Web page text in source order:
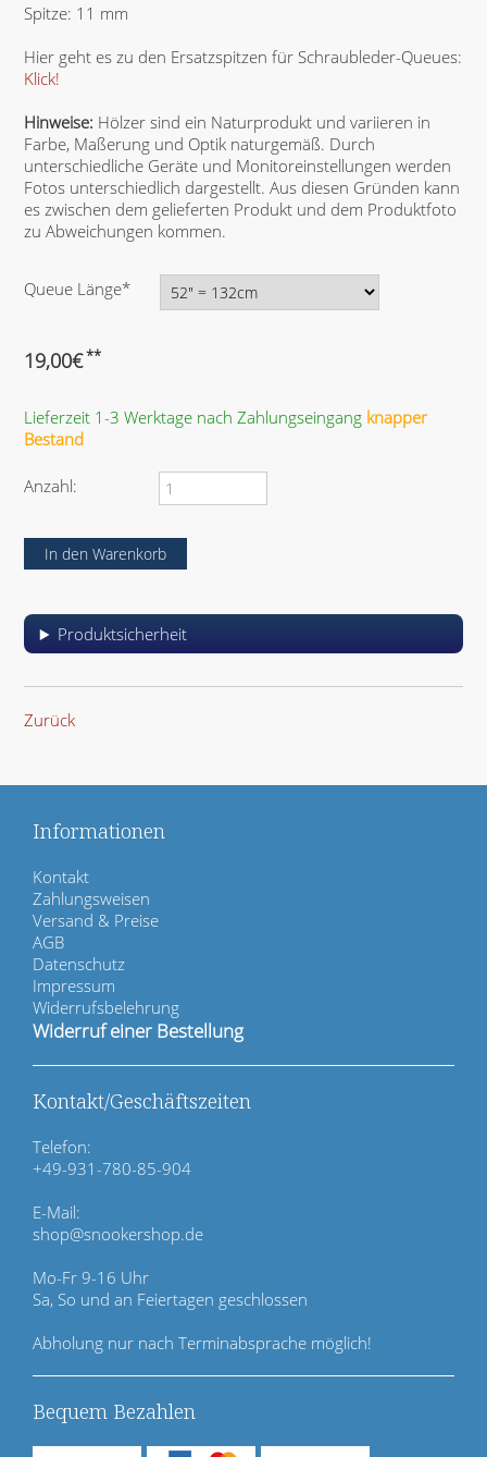
Spitze: 11 mm
Hier geht es zu den Ersatzspitzen für Schraubleder-Queues:
Klick!
Hinweise: Hölzer sind ein Naturprodukt und variieren in
Farbe, Maßerung und Optik naturgemäß. Durch
unterschiedliche Geräte und Monitoreinstellungen werden
Fotos unterschiedlich dargestellt. Aus diesen Gründen kann
es zwischen dem gelieferten Produkt und dem Produktfoto
zu Abweichungen kommen.
P
i
c
t
f
l
Queue Länge*
19,00€**
Lieferzeit 1-3 Werktage nach Zahlungseingang knapper
Bestand
Anzahl:
Produktsicherheit
Zurück
Informationen
N
a
v
i
g
a
t
i
n
ü
b
e
r
s
p
r
i
n
g
e
n
Kontakt
Zahlungsweisen
Versand & Preise
AGB
Datenschutz
Impressum
Widerrufsbelehrung
Widerruf einer Bestellung
Kontakt/Geschäftszeiten
Telefon:
+49-931-780-85-904
E-Mail:
shop@snookershop.de
Mo-Fr 9-16 Uhr
Sa, So und an Feiertagen geschlossen
Abholung nur nach Terminabsprache möglich!
Bequem Bezahlen